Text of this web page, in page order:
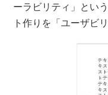
ーラビリティ」とい
ト作りを「ユーザビ